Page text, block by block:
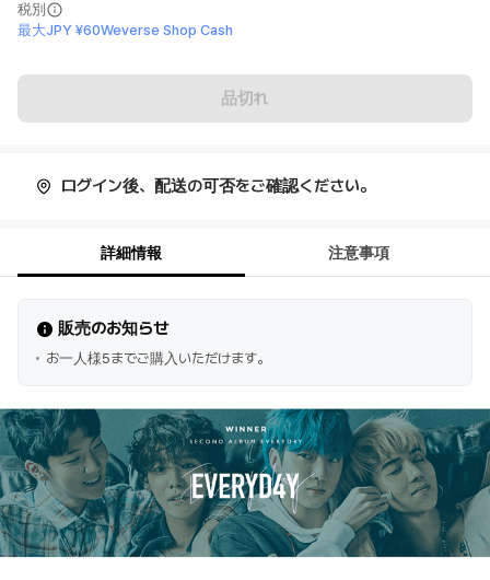
税別
最大JPY ¥60Weverse Shop Cash
品切れ
ログイン後、配送の可否をご確認ください。
詳細情報 注意事項
販売のお知らせ
お一人様5までご購入いただけます。